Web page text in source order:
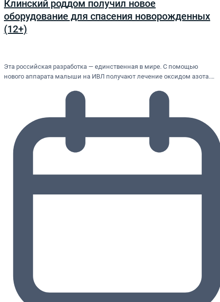
Клинский роддом получил новое
оборудование для спасения новорожденных
(12+)
Эта российская разработка — единственная в мире. С помощью
нового аппарата малыши на ИВЛ получают лечение оксидом азота.…